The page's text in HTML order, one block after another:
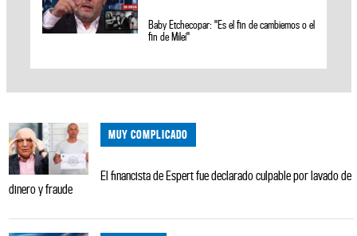
Baby Etchecopar: "Es el fin de cambiemos o el
fin de Milei"
MUY COMPLICADO
El financista de Espert fue declarado culpable por lavado de
dinero y fraude